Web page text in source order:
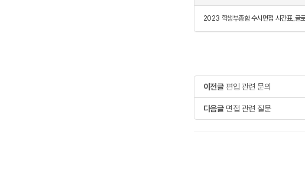
2023 학생부종합 수시면접 시간표_글
이전글 편입 관련 문의
다음글 면접 관련 질문